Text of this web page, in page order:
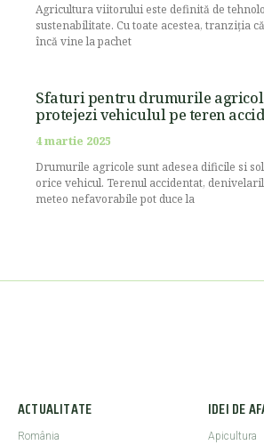
Agricultura viitorului este definită de
sustenabilitate. Cu toate acestea, tranziția
încă vine la pachet
Sfaturi pentru drumurile
protejezi vehiculul pe teren
4 martie 2025
Drumurile agricole sunt adesea dificile si
orice vehicul. Terenul accidentat,
meteo nefavorabile pot duce la
ACTUALITATE
România
IDEI DE
Apicultura